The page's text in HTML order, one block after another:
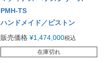
PMH-TS
ハンドメイド／ピストン
販売価格 ¥1,474,000税込
在庫切れ